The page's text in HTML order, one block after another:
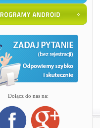
Dołącz do nas na: